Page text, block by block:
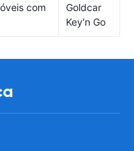
com
Goldcar
Key'n Go